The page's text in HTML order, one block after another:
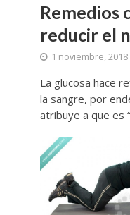
Remedios
reducir el
1 noviembre, 2018
La glucosa hace
la sangre, por
atribuye a que es